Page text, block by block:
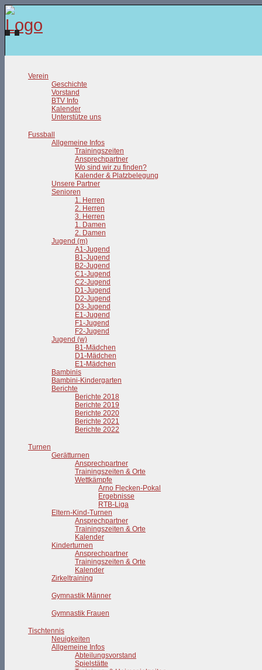
Verein
Geschichte
Vorstand
BTV Info
Kalender
Unterstütze uns
Fussball
Allgemeine Infos
Trainingszeiten
Ansprechpartner
Wo sind wir zu finden?
Kalender & Platzbelegung
Unsere Partner
Senioren
1. Herren
2. Herren
3. Herren
1. Damen
2. Damen
Jugend (m)
A1-Jugend
B1-Jugend
B2-Jugend
C1-Jugend
C2-Jugend
D1-Jugend
D2-Jugend
D3-Jugend
E1-Jugend
F1-Jugend
F2-Jugend
Jugend (w)
B1-Mädchen
D1-Mädchen
E1-Mädchen
Bambinis
Bambini-Kindergarten
Berichte
Berichte 2018
Berichte 2019
Berichte 2020
Berichte 2021
Berichte 2022
Turnen
Gerätturnen
Ansprechpartner
Trainingszeiten & Orte
Wettkämpfe
Arno Flecken-Pokal
Ergebnisse
RTB-Liga
Eltern-Kind-Turnen
Ansprechpartner
Trainingszeiten & Orte
Kalender
Kinderturnen
Ansprechpartner
Trainingszeiten & Orte
Kalender
Zirkeltraining
Gymnastik Männer
Gymnastik Frauen
Tischtennis
Neuigkeiten
Allgemeine Infos
Abteilungsvorstand
Spielstätte